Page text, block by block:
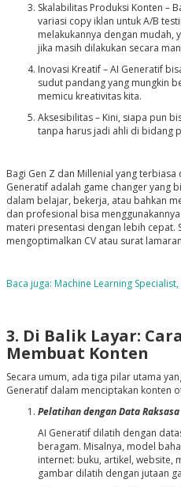
Skalabilitas Produksi Konten –
variasi copy iklan untuk A/B
melakukannya dengan mudah,
jika masih dilakukan secara
Inovasi Kreatif – AI Generatif
sudut pandang yang mungkin
memicu kreativitas kita.
Aksesibilitas – Kini, siapa pun
tanpa harus jadi ahli di bidang
Bagi Gen Z dan Millenial yang
Generatif adalah game changer yang
dalam belajar, bekerja, atau bahkan
dan profesional bisa
materi presentasi dengan lebih cepat.
mengoptimalkan CV atau surat
Baca juga: Machine Learning
3. Di Balik Layar:
Membuat Konten
Secara umum, ada tiga pilar utama
Generatif dalam menciptakan konten
Pelatihan dengan Data
AI Generatif dilatih dengan
beragam. Misalnya, model
internet: buku, artikel, website,
gambar dilatih dengan jutaan